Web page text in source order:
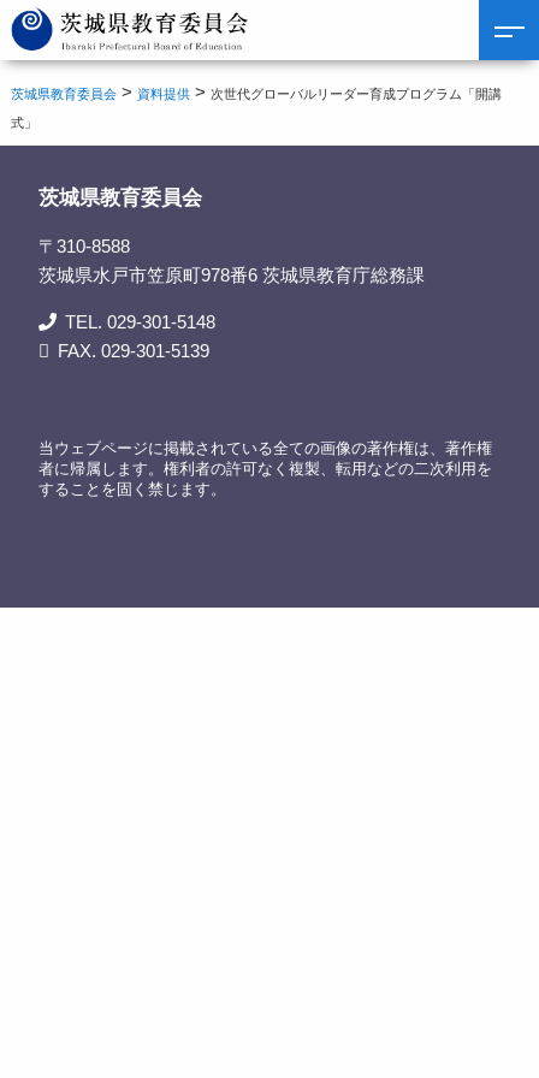
茨城県教育委員会 > 資料提供 >次世代グローバルリーダー育成プログラム「開講
式」
茨城県教育委員会
〒310-8588
茨城県水戸市笠原町978番6 茨城県教育庁総務課
TEL. 029-301-5148
FAX. 029-301-5139
当ウェブページに掲載されている全ての画像の著作権は、著作権
者に帰属します。権利者の許可なく複製、転用などの二次利用を
することを固く禁じます。